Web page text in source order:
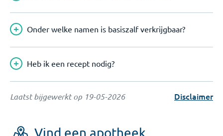
Onder welke namen is basiszalf verkrijgbaar?
Heb ik een recept nodig?
Laatst bijgewerkt op 19-05-2026 Disclaimer
Vind een apotheek